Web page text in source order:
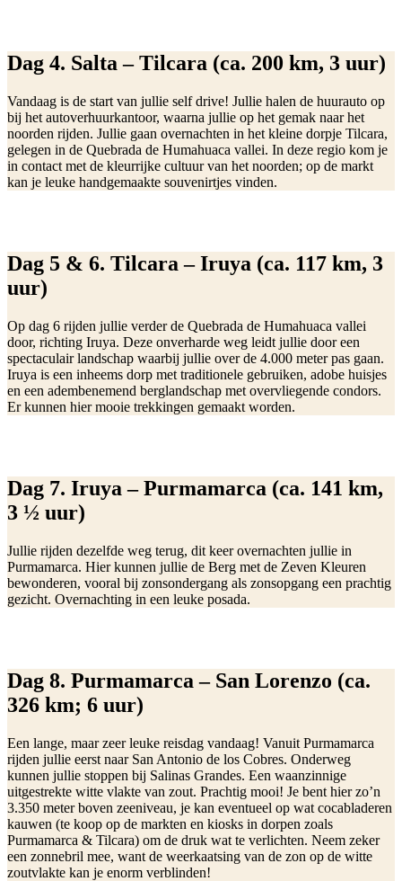
Dag 4. Salta – Tilcara (ca. 200 km, 3 uur)
Vandaag is de start van jullie self drive! Jullie halen de huurauto op
bij het autoverhuurkantoor, waarna jullie op het gemak naar het
noorden rijden. Jullie gaan overnachten in het kleine dorpje Tilcara,
gelegen in de Quebrada de Humahuaca vallei. In deze regio kom je
in contact met de kleurrijke cultuur van het noorden; op de markt
kan je leuke handgemaakte souvenirtjes vinden.
Dag 5 & 6. Tilcara – Iruya (ca. 117 km, 3
uur)
Op dag 6 rijden jullie verder de Quebrada de Humahuaca vallei
door, richting Iruya. Deze onverharde weg leidt jullie door een
spectaculair landschap waarbij jullie over de 4.000 meter pas gaan.
Iruya is een inheems dorp met traditionele gebruiken, adobe huisjes
en een adembenemend berglandschap met overvliegende condors.
Er kunnen hier mooie trekkingen gemaakt worden.
Dag 7. Iruya – Purmamarca (ca. 141 km,
3 ½ uur)
Jullie rijden dezelfde weg terug, dit keer overnachten jullie in
Purmamarca. Hier kunnen jullie de Berg met de Zeven Kleuren
bewonderen, vooral bij zonsondergang als zonsopgang een prachtig
gezicht. Overnachting in een leuke posada.
Dag 8. Purmamarca – San Lorenzo (ca.
326 km; 6 uur)
Een lange, maar zeer leuke reisdag vandaag! Vanuit Purmamarca
rijden jullie eerst naar San Antonio de los Cobres. Onderweg
kunnen jullie stoppen bij Salinas Grandes. Een waanzinnige
uitgestrekte witte vlakte van zout. Prachtig mooi! Je bent hier zo’n
3.350 meter boven zeeniveau, je kan eventueel op wat cocabladeren
kauwen (te koop op de markten en kiosks in dorpen zoals
Purmamarca & Tilcara) om de druk wat te verlichten. Neem zeker
een zonnebril mee, want de weerkaatsing van de zon op de witte
zoutvlakte kan je enorm verblinden!